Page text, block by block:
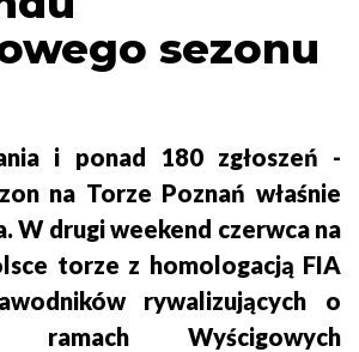
sezonu
i ponad 180 zgłoszeń -
na Torze Poznań właśnie
W drugi weekend czerwca na
torze z homologacją FIA
rywalizujących o
Wyścigowych